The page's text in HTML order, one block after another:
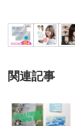
関連記事